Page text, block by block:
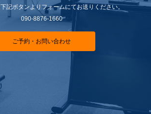
記ボタンよりフォームにてお送りください。
090-8876-1660
ご予約・お問い合わせ